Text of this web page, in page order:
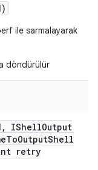
ile sarmalayarak
döndürülür
, IShellOutput
ToOutputShell
retry